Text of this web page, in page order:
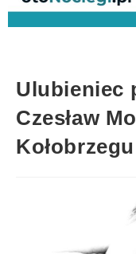
Ulubieniec
Czesław
Kołobrzegu